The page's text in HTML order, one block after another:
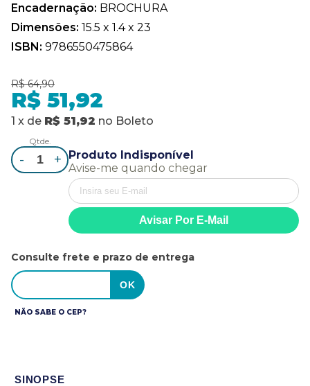
Encadernação: BROCHURA
Dimensões: 15.5 x 1.4 x 23
ISBN: 9786550475864
R$ 64,90
R$ 51,92
1 x de R$ 51,92 no Boleto
Qtde.
- +
Produto Indisponível
Avise-me quando chegar
Consulte frete e prazo de entrega
NÃO SABE O CEP?
SINOPSE